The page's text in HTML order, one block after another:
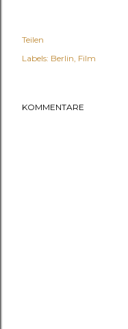
Teilen
Labels: Berlin Film
KOMMENTARE